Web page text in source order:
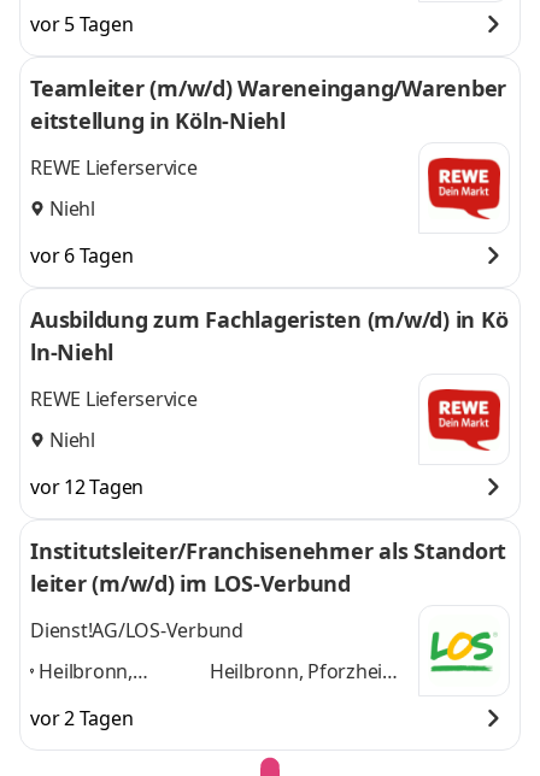
vor 5 Tagen
Teamleiter (m/w/d) Wareneingang/Warenber
eitstellung in Köln-Niehl
REWE Lieferservice
Niehl
vor 6 Tagen
Ausbildung zum Fachlageristen (m/w/d) in Kö
ln-Niehl
REWE Lieferservice
Niehl
vor 12 Tagen
Institutsleiter/Franchisenehmer als Standort
leiter (m/w/d) im LOS-Verbund
Dienst!AG/LOS-Verbund
Heilbronn,
Esslingen,
Böblingen,
Heilbronn, Pforzheim,
und 4 weitere
vor 2 Tagen